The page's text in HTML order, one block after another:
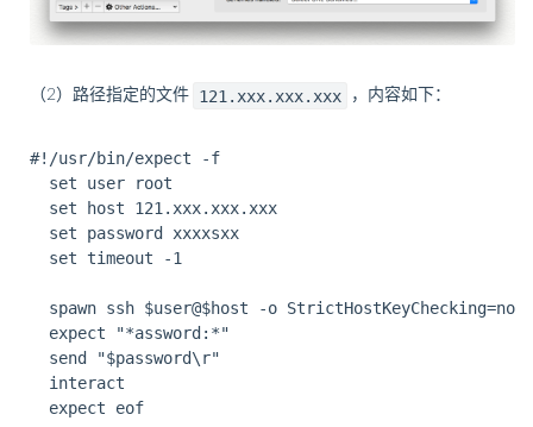
（2）路径指定的文件 121.xxx.xxx.xxx ，内容如下：
#!/usr/bin/expect -f
  set user root
  set host 121.xxx.xxx.xxx
  set password xxxxsxx
  set timeout -1
  spawn ssh $user@$host -o StrictHostKeyChecking=no
  expect "*assword:*"
  send "$password\r"
  interact
  expect eof